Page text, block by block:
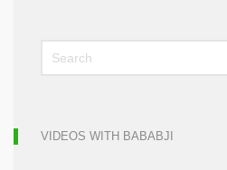
VIDEOS WITH BABABJI